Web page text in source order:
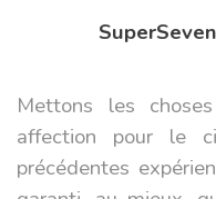
Mettons les
affection pour le
précédentes